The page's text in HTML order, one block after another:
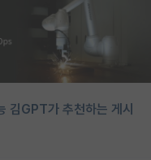
김GPT가 추천하는 게시